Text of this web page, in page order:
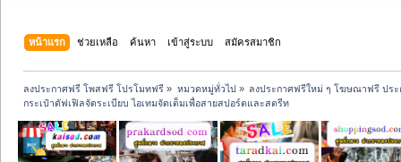
หน้าแรก ช่วยเหลือ ค้นหา เข้าสู่ระบบ สมัครสมาชิก
ลงประกาศฟรี โพสฟรี โปรโมทฟรี » หมวดหมู่ทั่วไป» ลงประกาศฟรีใหม่ ๆ โฆษณาฟรี ปร
กระเป๋าดัฟเฟิลจัดระเบียบ ไอเทมจัดเต็มเพื่อสายสปอร์ตและสตรีท